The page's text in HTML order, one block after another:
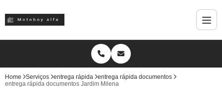
Home Serviços entrega rápida
entrega rápida documentos
entrega rápida documentos Jardim Milena